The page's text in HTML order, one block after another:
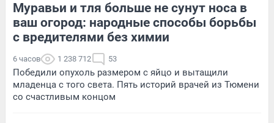
Муравьи и тля больше не сунут носа в
ваш огород: народные способы борьбы
с вредителями без химии
6 часов 1 238 712 53
Победили опухоль размером с яйцо и вытащили
младенца с того света. Пять историй врачей из Тюмени
со счастливым концом